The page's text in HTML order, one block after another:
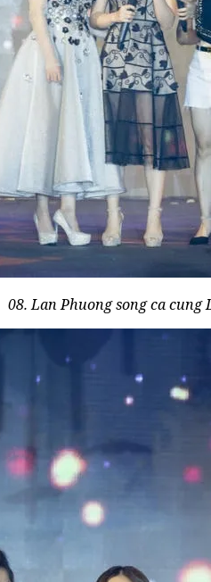
08. Lan Phuong song ca cung